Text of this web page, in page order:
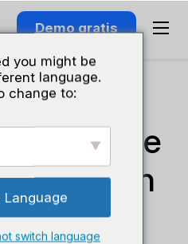
Demo gratis
las
de
Pro con
Online
you might be
language.
change to:
Language
switch language